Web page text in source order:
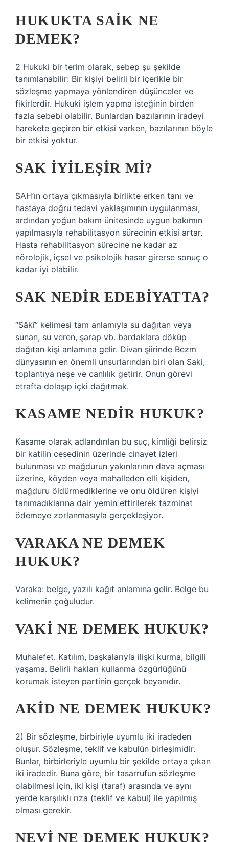
HUKUKTA SAIK NE
DEMEK?
2 Hukuki bir terim olarak, sebep şu şekilde
tanımlanabilir: Bir kişiyi belirli bir içerikle bir
sözleşme yapmaya yönlendiren düşünceler ve
fikirlerdir. Hukuki işlem yapma isteğinin birden
fazla sebebi olabilir. Bunlardan bazılarının iradeyi
harekete geçiren bir etkisi varken, bazılarının böyle
bir etkisi yoktur.
SAK IYILEŞIR MI?
SAH’ın ortaya çıkmasıyla birlikte erken tanı ve
hastaya doğru tedavi yaklaşımının uygulanması,
ardından yoğun bakım ünitesinde uygun bakımın
yapılmasıyla rehabilitasyon sürecinin etkisi artar.
Hasta rehabilitasyon sürecine ne kadar az
nörolojik, içsel ve psikolojik hasar girerse sonuç o
kadar iyi olabilir.
SAK NEDIR EDEBIYATTA?
“Sâkî” kelimesi tam anlamıyla su dağıtan veya
sunan, su veren, şarap vb. bardaklara döküp
dağıtan kişi anlamına gelir. Divan şiirinde Bezm
dünyasının en önemli unsurlarından biri olan Saki,
toplantıya neşe ve canlılık getirir. Onun görevi
etrafta dolaşıp içki dağıtmak.
KASAME NEDIR HUKUK?
Kasame olarak adlandırılan bu suç, kimliği belirsiz
bir katilin cesedinin üzerinde cinayet izleri
bulunması ve mağdurun yakınlarının dava açması
üzerine, köyden veya mahalleden elli kişiden,
mağduru öldürmediklerine ve onu öldüren kişiyi
tanımadıklarına dair yemin ettirilerek tazminat
ödemeye zorlanmasıyla gerçekleşiyor.
VARAKA NE DEMEK
HUKUK?
Varaka: belge, yazılı kağıt anlamına gelir. Belge bu
kelimenin çoğuludur.
VAKI NE DEMEK HUKUK?
Muhalefet. Katılım, başkalarıyla ilişki kurma, bilgili
yaşama. Belirli hakları kullanma özgürlüğünü
korumak isteyen partinin gerçek beyanıdır.
AKID NE DEMEK HUKUK?
2) Bir sözleşme, birbiriyle uyumlu iki iradeden
oluşur. Sözleşme, teklif ve kabulün birleşimidir.
Bunlar, birbirleriyle uyumlu bir şekilde ortaya çıkan
iki iradedir. Buna göre, bir tasarrufun sözleşme
olabilmesi için, iki kişi (taraf) arasında ve aynı
yerde karşılıklı rıza (teklif ve kabul) ile yapılmış
olması gerekir.
NEVI NE DEMEK HUKUK?